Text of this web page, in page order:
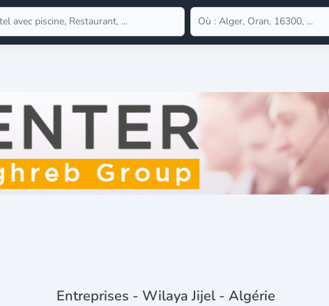
Entreprises - Wilaya Jijel - Algérie